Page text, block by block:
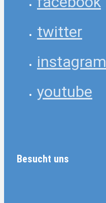
twitter
instagram
youtube
Besucht uns